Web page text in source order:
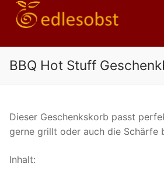
Zum
Inhalt
Suchen nach:
BBQ Hot Stuff
Dieser Geschenkskorb passt
gerne grillt oder auch die Schärfe
Inhalt: